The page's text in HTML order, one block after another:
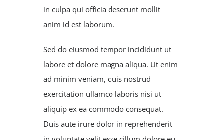
in culpa qui officia deserunt mollit
anim id est laborum.
Sed do eiusmod tempor incididunt ut
labore et dolore magna aliqua. Ut enim
ad minim veniam, quis nostrud
exercitation ullamco laboris nisi ut
aliquip ex ea commodo consequat.
Duis aute irure dolor in reprehenderit